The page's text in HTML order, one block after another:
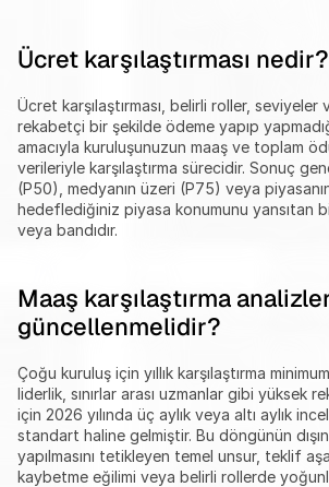
Ücret karşılaştırması nedir?
Ücret karşılaştırması, belirli roller, seviyeler
rekabetçi bir şekilde ödeme yapıp
amacıyla kuruluşunuzun maaş ve toplam
verileriyle karşılaştırma sürecidir. Sonuç
(P50), medyanın üzeri (P75) veya
hedeflediğiniz piyasa konumunu yansıtan
veya bandıdır.
Maaş karşılaştırma
güncellenmelidir?
Çoğu kuruluş için yıllık karşılaştırma
liderlik, sınırlar arası uzmanlar gibi yüksek
için 2026 yılında üç aylık veya altı aylık
standart haline gelmiştir. Bu döngünün
yapılmasını tetikleyen temel unsur, teklif
kaybetme eğilimi veya belirli rollerde